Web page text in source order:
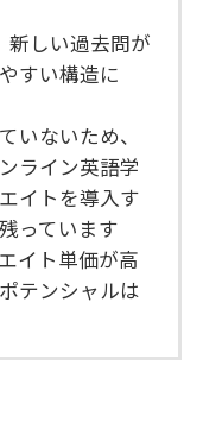
新しい過去問が
すい構造に
いないため、
ライン英語学
イトを導入す
っています
イト単価が高
テンシャルは